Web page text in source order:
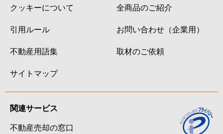
クッキーについて
引用ルール
不動産用語集
サイトマップ
全商品のご紹介
お問い合わせ（企業用）
取材のご依頼
関連サービス
不動産売却の窓口